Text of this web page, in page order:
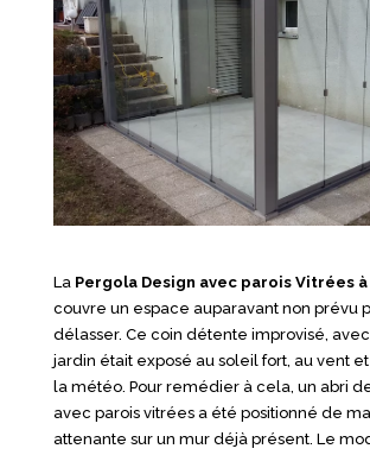
La Pergola Design avec parois Vitrées
couvre un espace auparavant non prévu
délasser. Ce coin détente improvisé,
jardin était exposé au soleil fort, au vent
la météo. Pour remédier à cela, un abri
avec parois vitrées a été positionné de
attenante sur un mur déjà présent. Le